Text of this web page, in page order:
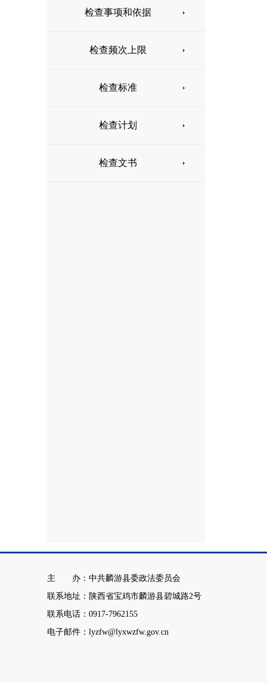
检查事项和依据
检查频次上限
检查标准
检查计划
检查文书
主 办：中共麟游县委政法委员会
联系地址：陕西省宝鸡市麟游县碧城路2号
联系电话：0917-7962155
电子邮件：lyzfw@lyxwzfw.gov.cn